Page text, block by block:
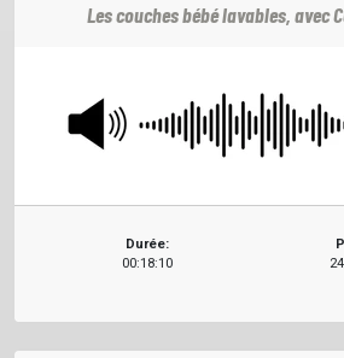
Les couches bébé lavables, avec
Durée:
00:18:10